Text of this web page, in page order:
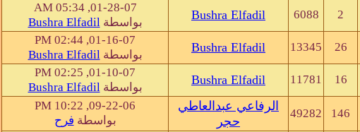
2
6088
Bushra Elfadil
01-28-07, 05:34 AM
بواسطةBushra Elfadil
26
13345
Bushra Elfadil
01-16-07, 02:44 PM
بواسطةBushra Elfadil
16
11781
Bushra Elfadil
01-10-07, 02:25 PM
بواسطةBushra Elfadil
146
49282
الرفاعي عبدالعاطي
حجر
09-22-06, 10:22 PM
بواسطة فرح